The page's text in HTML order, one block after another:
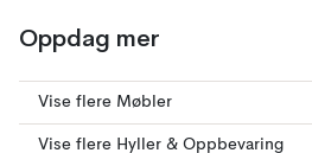
Oppdag mer
Vise flere Møbler
Vise flere Hyller & Oppbevaring